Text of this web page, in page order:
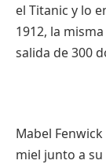
el Titanic y lo
1912, la
salida de 300
Mabel
miel junto a